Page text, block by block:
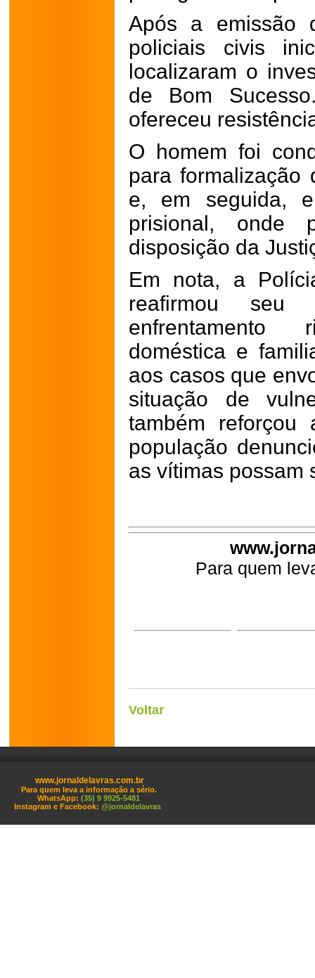
Após a emissão
policiais civis
localizaram o
de Bom
ofereceu
O homem foi
para formalização
e, em seguida,
prisional, onde
disposição da
Em nota, a
reafirmou seu
doméstica e
aos casos que
situação de
também
população
as vítimas possam
Para quem
Voltar
www.jornaldelavras.com.br
Para quem leva a informação a sério.
WhatsApp: (35) 9 9925-5481
Instagram e Facebook: @jornaldelavras